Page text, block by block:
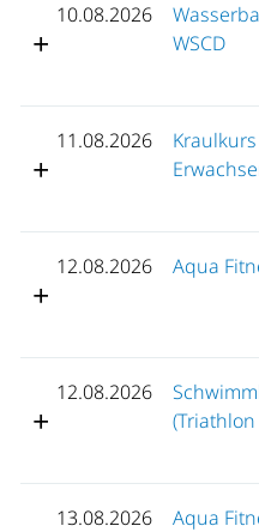
10.08.2026
WSCD
11.08.2026
12.08.2026 Aqua
12.08.2026
13.08.2026 Aqua